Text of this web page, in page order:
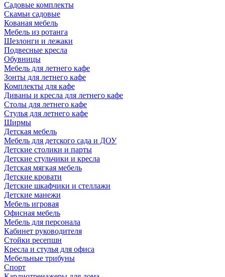
Садовые комплекты
Скамьи садовые
Кованая мебель
Мебель из ротанга
Шезлонги и лежаки
Подвесные кресла
Обувницы
Мебель для летнего кафе
Зонты для летнего кафе
Комплекты для кафе
Диваны и кресла для летнего кафе
Столы для летнего кафе
Стулья для летнего кафе
Ширмы
Детская мебель
Мебель для детского сада и ДОУ
Детские столики и парты
Детские стульчики и кресла
Детская мягкая мебель
Детские кровати
Детские шкафчики и стеллажи
Детские манежи
Мебель игровая
Офисная мебель
Мебель для персонала
Кабинет руководителя
Стойки ресепшн
Кресла и стулья для офиса
Мебельные трибуны
Спорт